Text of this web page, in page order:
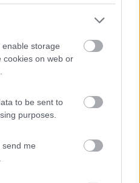
storage
cookies on web or
to be sent to
purposes.
send me
misto auto.